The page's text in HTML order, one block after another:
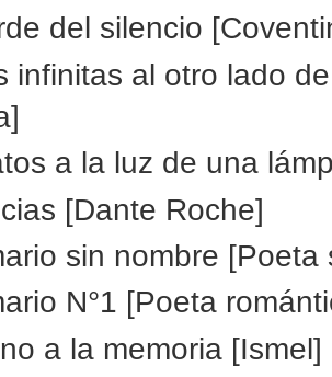
del silencio
infinitas al otro lado
a la luz de una
[Dante Roche]
sin nombre [Poeta
N°1 [Poeta
a la memoria [Ismel]